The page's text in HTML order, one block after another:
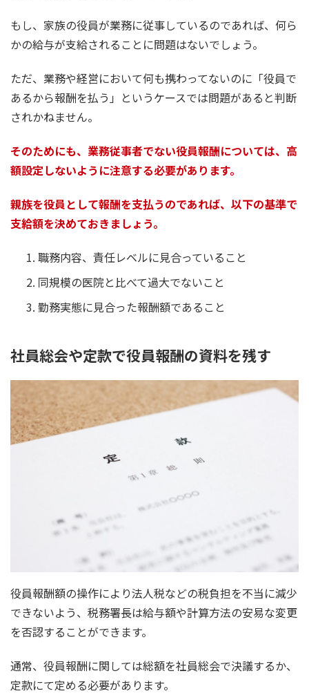
もし、家族の役員が業務に従事しているのであれば、何ら
かの給与が支給されることに問題はないでしょう。
ただ、業務や経営において何も携わってないのに「役員で
あるから報酬を払う」というケースでは問題があると判断
されかねません。
そのためにも、業務従事者でない役員報酬については、高
額設定しないように注意する必要があります。
親族を役員として報酬を支払うのであれば、以下の基準で
支給額を決めておきましょう。
職務内容、責任レベルに見合っていること
同規模の医院と比べて過大でないこと
勤務実態に見合った報酬額であること
社員総会や定款で役員報酬の資料を残す
役員報酬額の操作により法人税などの税負担を不当に減少
できないよう、税務署長は給与額や計算方法の安易な変更
を否認することができます。
通常、役員報酬に関しては総額を社員総会で決議するか、
定款にて定める必要があります。